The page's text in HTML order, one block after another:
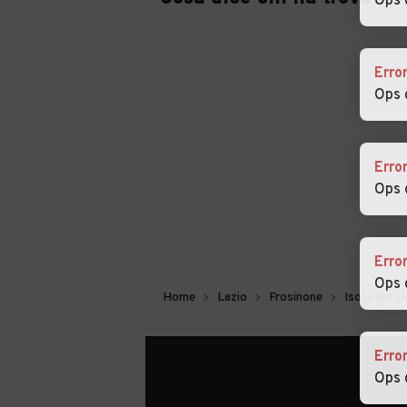
Home Lazio Frosinone Isola del
Error
Ops
Error
Ops
Error
Ops
Error
Ops